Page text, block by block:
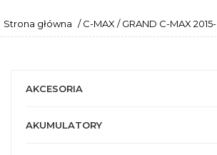
Strona główna / C-MAX / GRAND C-MAX 2015-
AKCESORIA
AKUMULATORY